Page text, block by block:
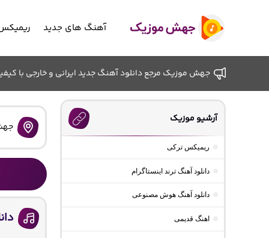
آهنگ های جدید
جهش موزیک مرجع دانلود آهنگ جدید ایرانی و خارجی با
آرشیو موزیک
ریمیکس ترکی
دانلود آهنگ ترند اینستاگرام
دانلود آهنگ هوش مصنوعی
اهنگ قدیمی